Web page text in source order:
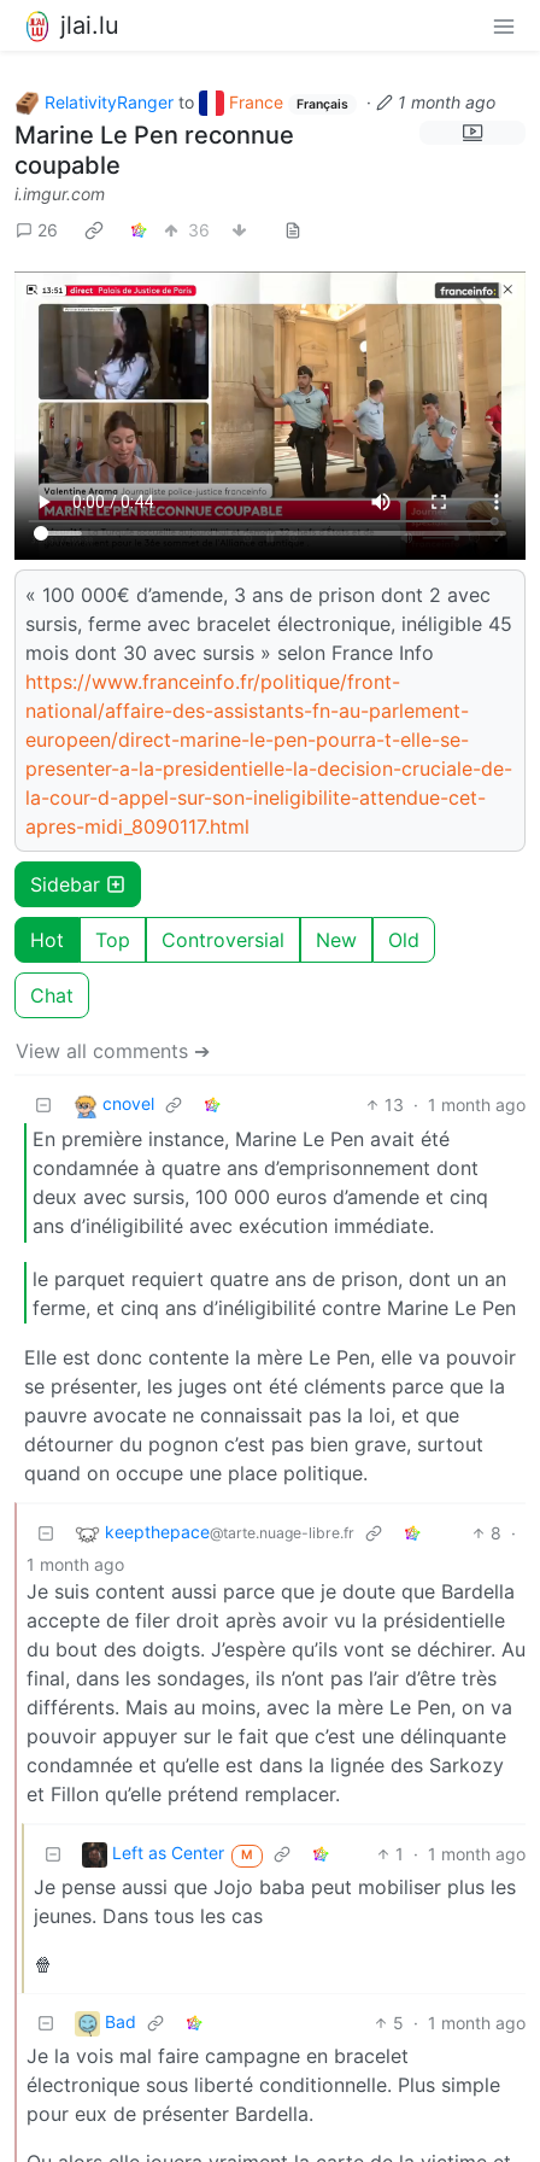
jlai.lu
RelativityRanger to France Français · 1 month ago
Marine Le Pen reconnue
coupable
i.imgur.com
26
36
« 100 000€ d’amende, 3 ans de prison dont 2 avec
sursis, ferme avec bracelet électronique, inéligible 45
mois dont 30 avec sursis » selon France Info
https://www.franceinfo.fr/politique/front-
national/affaire-des-assistants-fn-au-parlement-
europeen/direct-marine-le-pen-pourra-t-elle-se-
presenter-a-la-presidentielle-la-decision-cruciale-de-
la-cour-d-appel-sur-son-ineligibilite-attendue-cet-
apres-midi_8090117.html
Sidebar
Hot Top Controversial New Old
Chat
View all comments ➔
cnovel 13 · 1 month ago
En première instance, Marine Le Pen avait été
condamnée à quatre ans d’emprisonnement dont
deux avec sursis, 100 000 euros d’amende et cinq
ans d’inéligibilité avec exécution immédiate.
le parquet requiert quatre ans de prison, dont un an
ferme, et cinq ans d’inéligibilité contre Marine Le Pen
Elle est donc contente la mère Le Pen, elle va pouvoir
se présenter, les juges ont été cléments parce que la
pauvre avocate ne connaissait pas la loi, et que
détourner du pognon c’est pas bien grave, surtout
quand on occupe une place politique.
keepthepace@tarte.nuage-libre.fr 8 ·
1 month ago
Je suis content aussi parce que je doute que Bardella
accepte de filer droit après avoir vu la présidentielle
du bout des doigts. J’espère qu’ils vont se déchirer. Au
final, dans les sondages, ils n’ont pas l’air d’être très
différents. Mais au moins, avec la mère Le Pen, on va
pouvoir appuyer sur le fait que c’est une délinquante
condamnée et qu’elle est dans la lignée des Sarkozy
et Fillon qu’elle prétend remplacer.
Left as Center M 1 · 1 month ago
Je pense aussi que Jojo baba peut mobiliser plus les
jeunes. Dans tous les cas
🍿
Bad 5 · 1 month ago
Je la vois mal faire campagne en bracelet
électronique sous liberté conditionnelle. Plus simple
pour eux de présenter Bardella.